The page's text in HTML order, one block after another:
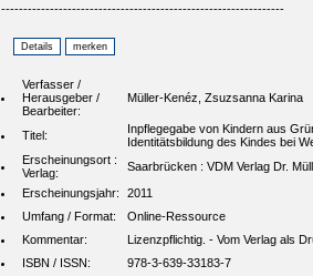
----------------------------------------------------------------
Verfasser /
Herausgeber /
Bearbeiter:
Müller-Kenéz, Zsuzsanna Karina
Titel:
Inpflegegabe von Kindern aus
Identitätsbildung des Kindes bei
Erscheinungsort :
Verlag:
Saarbrücken : VDM Verlag Dr.
Erscheinungsjahr:
2011
Umfang / Format:
Online-Ressource
Kommentar:
Lizenzpflichtig. - Vom Verlag als
ISBN / ISSN:
978-3-639-33183-7